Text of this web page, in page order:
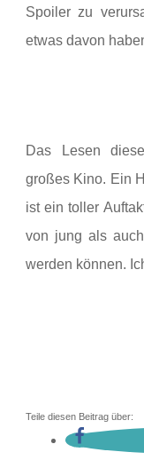
Spoiler zu
etwas davon
Das Lesen
großes Kino. Ein
ist ein toller
von jung als
werden können.
Teile diesen Beitrag über: